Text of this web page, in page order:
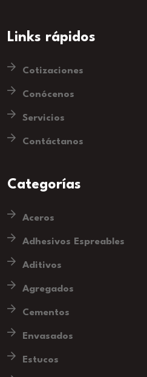
Links rápidos
Cotizaciones
Conócenos
Servicios
Contáctanos
Categorías
Aceros
Adhesivos Espreables
Aditivos
Agregados
Cementos
Envasados
Estucos